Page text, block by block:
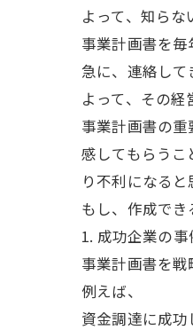
よって、知ら
事業計画書を毎
急に、連絡して
よって、その
事業計画書の
感してもらう
り不利になると
もし、作成でき
1. 成功企業の
事業計画書を
例えば、
資金調達に成功